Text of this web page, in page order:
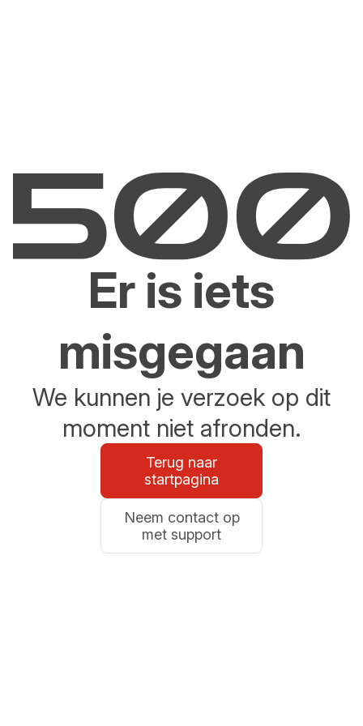
Er is iets
misgegaan
We kunnen je verzoek op dit
moment niet afronden.
Terug naar
startpagina
Neem contact op
met support